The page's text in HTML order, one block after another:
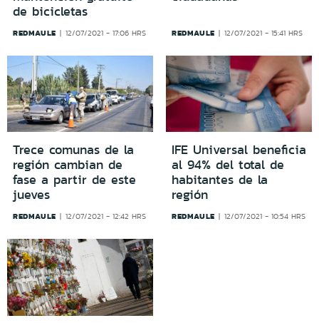
de bicicletas
REDMAULE 12/07/2021 - 17:06 HRS REDMAULE 12/07/2021 - 15:41 HRS
Trece comunas de la
región cambian de
fase a partir de este
jueves
REDMAULE 12/07/2021 - 12:42 HRS
IFE Universal beneficia
al 94% del total de
habitantes de la
región
REDMAULE 12/07/2021 - 10:54 HRS